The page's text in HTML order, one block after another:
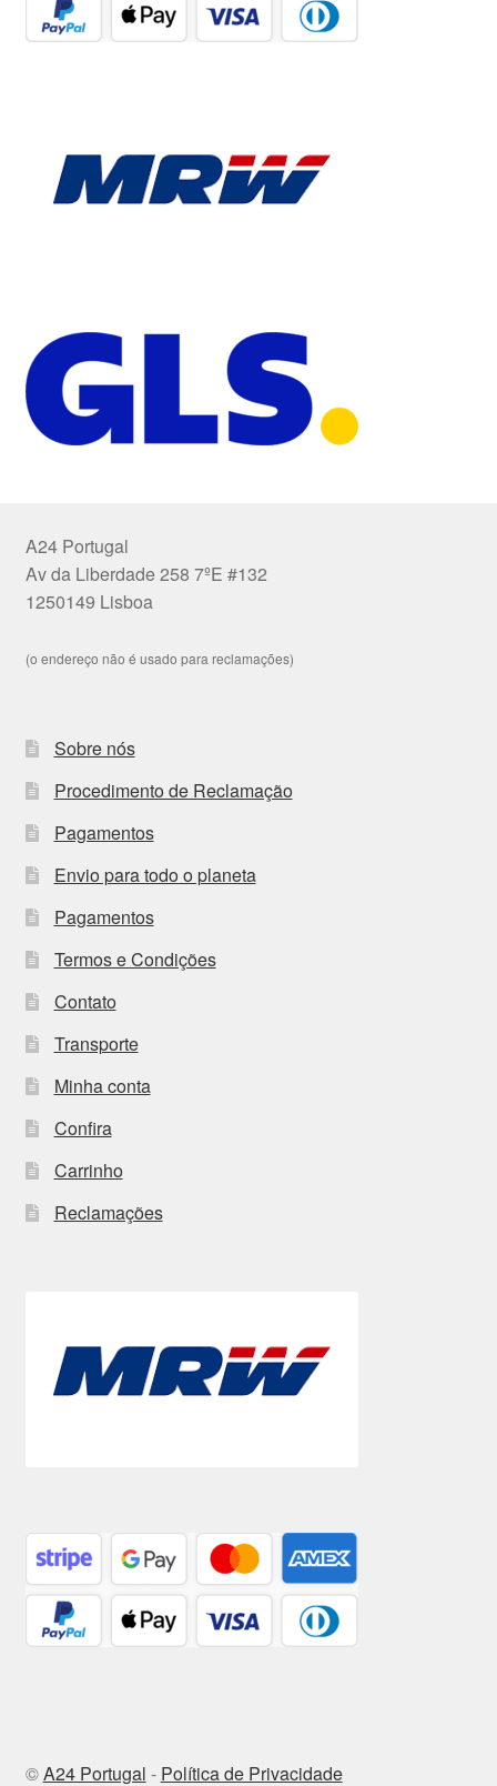
A24 Portugal
Av da Liberdade 258 7ºE #132
1250149 Lisboa
(o endereço não é usado para reclamações)
Sobre nós
Procedimento de Reclamação
Pagamentos
Envio para todo o planeta
Pagamentos
Termos e Condições
Contato
Transporte
Minha conta
Confira
Carrinho
Reclamações
©A24 Portugal - Política de Privacidade